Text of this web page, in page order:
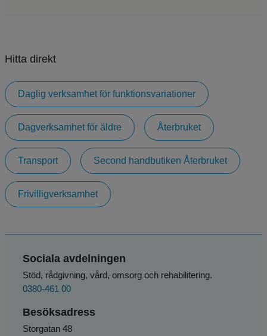
Hitta direkt
Daglig verksamhet för funktionsvariationer
Dagverksamhet för äldre Återbruket
Transport Second handbutiken Återbruket
Frivilligverksamhet
Sociala avdelningen
Stöd, rådgivning, vård, omsorg och rehabilitering.
0380-461 00
Besöksadress
Storgatan 48